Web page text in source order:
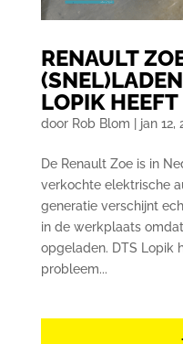
RENAULT
LOPIK
door Rob Blom | jan 12,
De Renault Zoe is in
verkochte elektrische
generatie verschijnt
in de werkplaats
opgeladen. DTS Lopik
probleem...